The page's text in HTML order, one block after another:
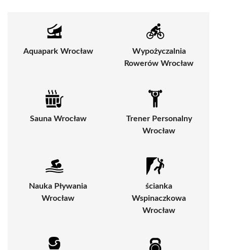
Aquapark Wrocław
Wypożyczalnia
Rowerów Wrocław
Sauna Wrocław
Trener Personalny
Wrocław
Nauka Pływania
Wrocław
ścianka
Wspinaczkowa
Wrocław